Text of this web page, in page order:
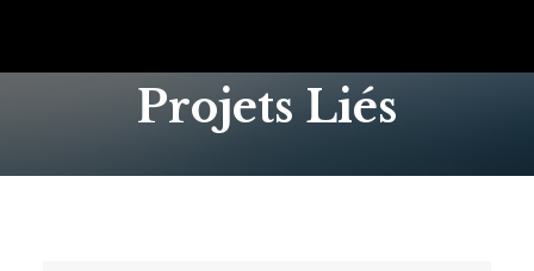
Projets Liés